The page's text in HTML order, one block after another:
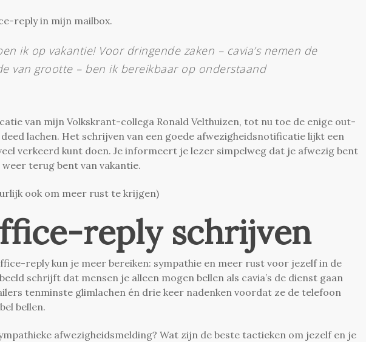
reply in mijn mailbox.
ik op vakantie! Voor dringende zaken – cavia’s nemen de
van grootte – ben ik bereikbaar op onderstaand
van mijn Volkskrant-collega Ronald Velthuizen, tot nu toe de enige out-
lachen. Het schrijven van een goede afwezigheidsnotificatie lijkt een
verkeerd kunt doen. Je informeert je lezer simpelweg dat je afwezig bent
terug bent van vakantie.
ook om meer rust te krijgen)
reply schrijven
reply kun je meer bereiken: sympathie en meer rust voor jezelf in de
schrijft dat mensen je alleen mogen bellen als cavia’s de dienst gaan
tenminste glimlachen én drie keer nadenken voordat ze de telefoon
bellen.
afwezigheidsmelding? Wat zijn de beste tactieken om jezelf en je